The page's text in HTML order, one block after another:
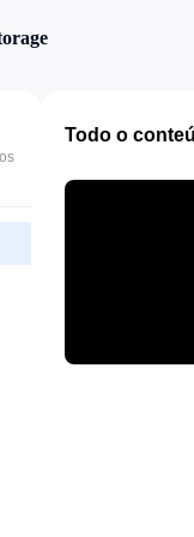
Todo o